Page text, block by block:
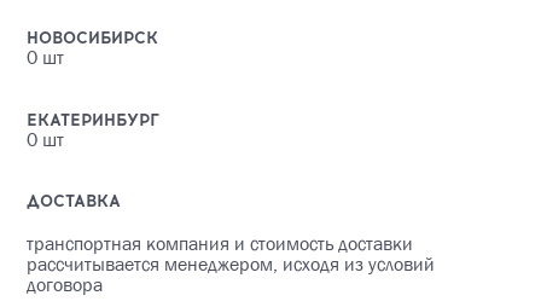
НОВОСИБИРСК
0шт
ЕКАТЕРИНБУРГ
0шт
ДОСТАВКА
транспортная компания и стоимость доставки
рассчитывается менеджером, исходя из условий
договора